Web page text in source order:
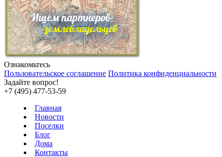
Ознакомьтесь
Пользовательское соглашение Политика конфиденциальности
Задайте вопрос!
+7 (495) 477-53-59
Главная
Новости
Поселки
Блог
Дома
Контакты